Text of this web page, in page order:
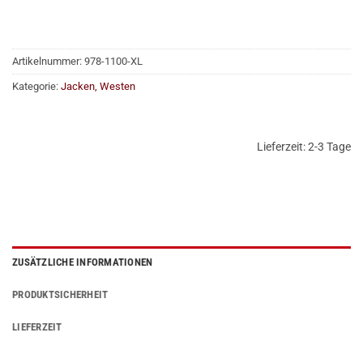
Artikelnummer: 978-1100-XL
Kategorie: Jacken, Westen
Lieferzeit:2-3 Tage
ZUSÄTZLICHE INFORMATIONEN
PRODUKTSICHERHEIT
LIEFERZEIT